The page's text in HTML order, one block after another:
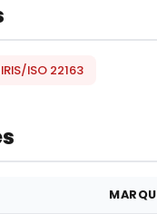
IRIS/ISO 22163